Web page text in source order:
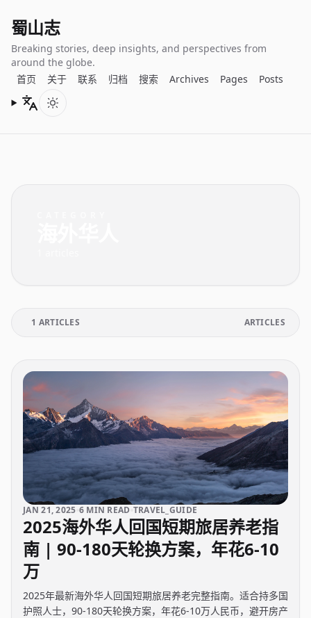
蜀山志
Breaking stories, deep insights, and perspectives from
around the globe.
首页
关于 联系 归档 搜索 Archives Pages Posts
LanguagesToggle color scheme
1 ARTICLES ARTICLES
JAN 21, 2025 6 MIN READ TRAVEL_GUIDE
2025海外华人回国短期旅居养老指
南 | 90-180天轮换方案，年花6-10
万
2025年最新海外华人回国短期旅居养老完整指南。适合持多国
护照人士，90-180天轮换方案，年花6-10万人民币，避开房产